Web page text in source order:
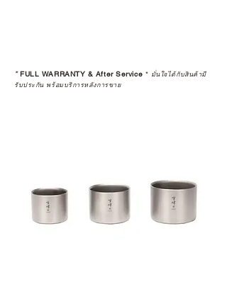
*FULL WARRANTY & After Service * มั่นใจได้กับสินค้ามี
รับประกัน พร้อมบริการหลังการขาย